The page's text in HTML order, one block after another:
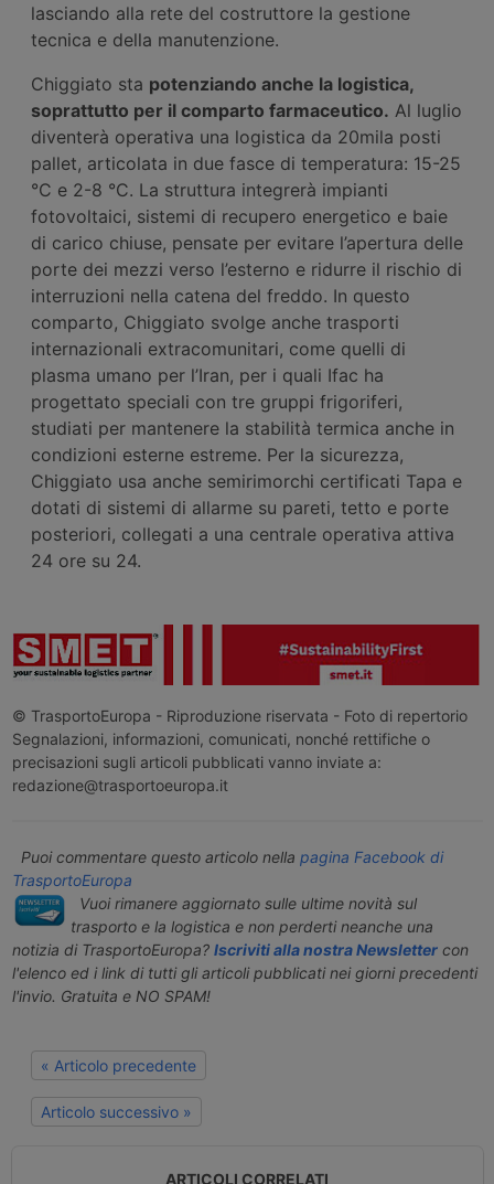
lasciando alla rete del costruttore la gestione
tecnica e della manutenzione.
Chiggiato sta potenziando anche la logistica,
soprattutto per il comparto farmaceutico. Al luglio
diventerà operativa una logistica da 20mila posti
pallet, articolata in due fasce di temperatura: 15-25
°C e 2-8 °C. La struttura integrerà impianti
fotovoltaici, sistemi di recupero energetico e baie
di carico chiuse, pensate per evitare l’apertura delle
porte dei mezzi verso l’esterno e ridurre il rischio di
interruzioni nella catena del freddo. In questo
comparto, Chiggiato svolge anche trasporti
internazionali extracomunitari, come quelli di
plasma umano per l’Iran, per i quali Ifac ha
progettato speciali con tre gruppi frigoriferi,
studiati per mantenere la stabilità termica anche in
condizioni esterne estreme. Per la sicurezza,
Chiggiato usa anche semirimorchi certificati Tapa e
dotati di sistemi di allarme su pareti, tetto e porte
posteriori, collegati a una centrale operativa attiva
24 ore su 24.
© TrasportoEuropa - Riproduzione riservata - Foto di repertorio
Segnalazioni, informazioni, comunicati, nonché rettifiche o
precisazioni sugli articoli pubblicati vanno inviate a:
redazione@trasportoeuropa.it
Puoi commentare questo articolo nella pagina Facebook di
TrasportoEuropa
Vuoi rimanere aggiornato sulle ultime novità sul
trasporto e la logistica e non perderti neanche una
notizia di TrasportoEuropa? Iscriviti alla nostra Newslettercon
l'elenco ed i link di tutti gli articoli pubblicati nei giorni precedenti
l'invio. Gratuita e NO SPAM!
« Articolo precedente
Articolo successivo »
ARTICOLI CORRELATI